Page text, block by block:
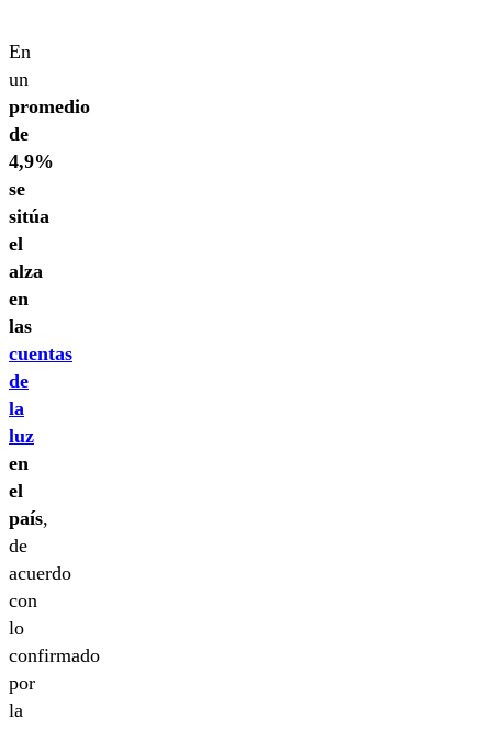
En
un
promedio
de
4,9%
se
sitúa
el
alza
en
las
cuentas
de
la
luz
en
el
país,
de
acuerdo
con
lo
confirmado
por
la